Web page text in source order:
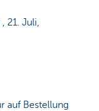
21. Juli,
auf Bestellung